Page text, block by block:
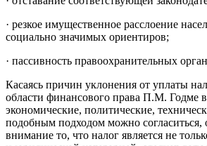
· резкое имущественное расслоение
социально значимых ориентиров;
· пассивность правоохранительных
Касаясь причин уклонения от уплаты
области финансового права П.М. Годме
экономические, политические,
подобным подходом можно согласиться,
внимание то, что налог является не